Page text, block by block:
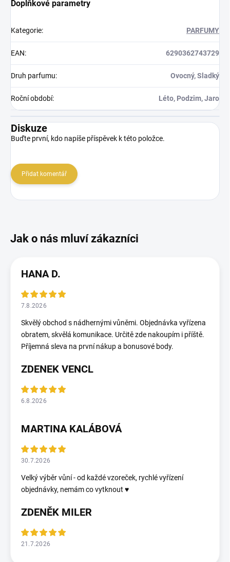
Doplňkové parametry
Kategorie: PARFUMY
EAN: 6290362743729
Druh parfumu: Ovocný, Sladký
Roční období: Léto, Podzim, Jaro
Diskuze
Buďte první, kdo napíše příspěvek k této položce.
Přidat komentář
HANA D.
7.8.2026
Skvělý obchod s nádhernými vůněmi. Objednávka vyřízena
obratem, skvělá komunikace. Určitě zde nakoupím i příště.
Příjemná sleva na první nákup a bonusové body.
ZDENEK VENCL
6.8.2026
MARTINA KALÁBOVÁ
30.7.2026
Velký výběr vůní - od každé vzoreček, rychlé vyřízení
objednávky, nemám co vytknout ♥️
ZDENĚK MILER
21.7.2026